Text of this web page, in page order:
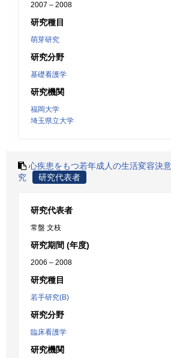
2007 – 2008
研究種目
萌芽研究
研究分野
基礎看護学
研究機関
福岡大学
埼玉県立大学
心疾患をもつ若年成人の生活変容決
究
研究代表者
研究代表者
常盤 文枝
研究期間 (年度)
2006 – 2008
研究種目
若手研究(B)
研究分野
臨床看護学
研究機関